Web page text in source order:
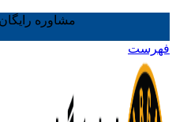
مشاوره
فهرست